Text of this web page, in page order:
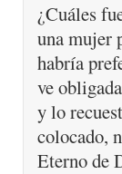
¿Cuáles
una mujer
habría
ve
y lo
colocado,
Eterno de